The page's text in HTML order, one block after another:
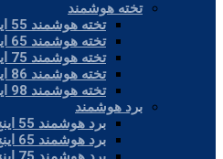
تخته هوشمند
تخته هوشمند 55 اینچ
تخته هوشمند 65 اینچ
تخته هوشمند 75 اینچ
تخته هوشمند 86 اینچ
تخته هوشمند 98 اینچ
برد هوشمند
برد هوشمند 55 اینچ
برد هوشمند 65 اینچ